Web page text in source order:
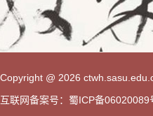
Copyright @ 2026
互联网备案号：蜀ICP备06020089